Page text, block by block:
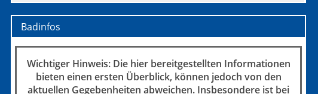
Badinfos
Wichtiger Hinweis: Die hier bereitgestellten Informationen
bieten einen ersten Überblick, können jedoch von den
aktuellen Gegebenheiten abweichen. Insbesondere ist bei